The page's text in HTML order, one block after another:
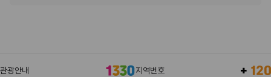
관광안내 지역번호